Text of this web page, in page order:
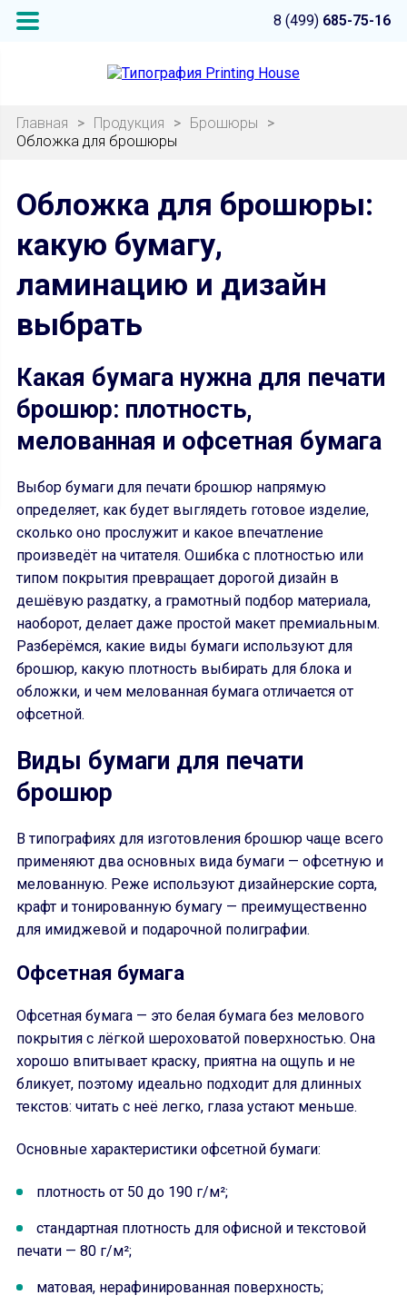
8 (499) 685-75-16
Главная > Продукция > Брошюры
>
Обложка для брошюры
Обложка для брошюры:
какую бумагу,
ламинацию и дизайн
выбрать
Какая бумага нужна для печати
брошюр: плотность,
мелованная и офсетная бумага
Выбор бумаги для печати брошюр напрямую
определяет, как будет выглядеть готовое изделие,
сколько оно прослужит и какое впечатление
произведёт на читателя. Ошибка с плотностью или
типом покрытия превращает дорогой дизайн в
дешёвую раздатку, а грамотный подбор материала,
наоборот, делает даже простой макет премиальным.
Разберёмся, какие виды бумаги используют для
брошюр, какую плотность выбирать для блока и
обложки, и чем мелованная бумага отличается от
офсетной.
Виды бумаги для печати
брошюр
В типографиях для изготовления брошюр чаще всего
применяют два основных вида бумаги — офсетную и
мелованную. Реже используют дизайнерские сорта,
крафт и тонированную бумагу — преимущественно
для имиджевой и подарочной полиграфии.
Офсетная бумага
Офсетная бумага — это белая бумага без мелового
покрытия с лёгкой шероховатой поверхностью. Она
хорошо впитывает краску, приятна на ощупь и не
бликует, поэтому идеально подходит для длинных
текстов: читать с неё легко, глаза устают меньше.
Основные характеристики офсетной бумаги:
плотность от 50 до 190 г/м²;
стандартная плотность для офисной и текстовой
печати — 80 г/м²;
матовая, нерафинированная поверхность;